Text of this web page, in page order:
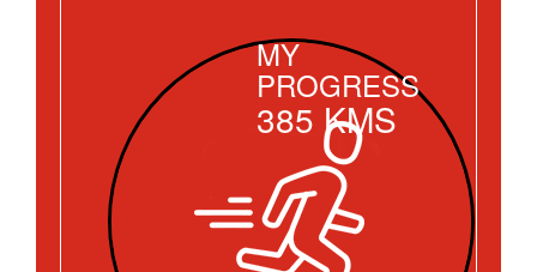
MY
PROGRESS
385 KMS